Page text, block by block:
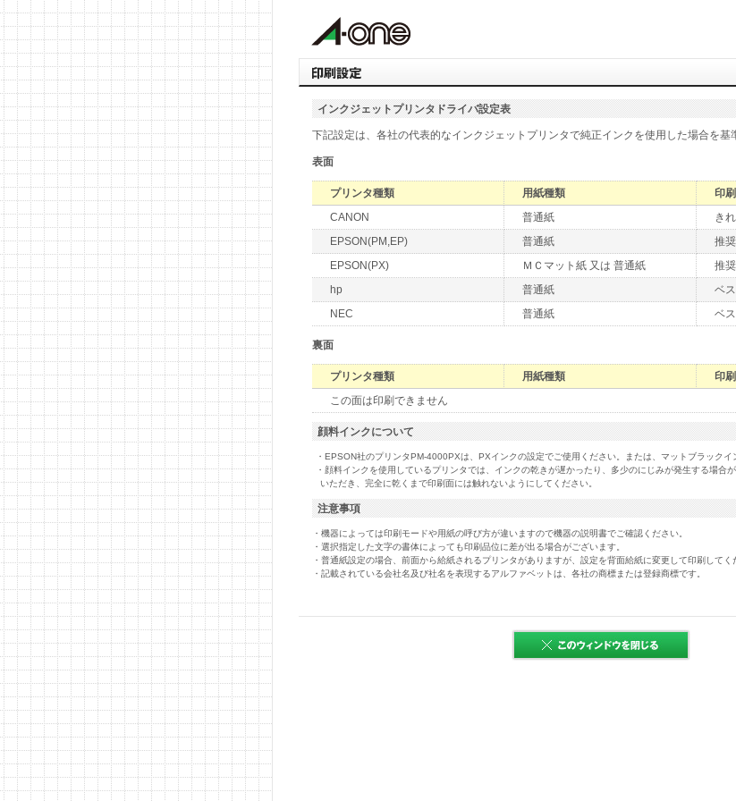
インクジェットプリンタドライバ設定表
下記設定は、各社の代表的なインクジェットプリンタで純正インクを使用した場合を基
表面
プリンタ種類 用紙種類
印
CANON
普通紙
き
EPSON(PM,EP)
普通紙
推
EPSON(PX)
ＭＣマット紙 又は 普通紙
推
hp
普通紙
ベ
NEC
普通紙 ベ
裏面
プリンタ種類 用紙種類
印
この面は印刷できません
顔料インクについて
・EPSON社のプリンタPM-4000PXは、PXインクの設定でご使用ください。または、マットブラックイ
・顔料インクを使用しているプリンタでは、インクの乾きが遅かったり、多少のにじみが発生する場合
いただき、完全に乾くまで印刷面には触れないようにしてください。
注意事項
・機器によっては印刷モードや用紙の呼び方が違いますので機器の説明書でご確認ください。
・選択指定した文字の書体によっても印刷品位に差が出る場合がございます。
・普通紙設定の場合、前面から給紙されるプリンタがありますが、設定を背面給紙に変更して印刷してく
・記載されている会社名及び社名を表現するアルファベットは、各社の商標または登録商標です。